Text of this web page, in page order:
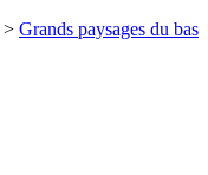
> Grands paysages du bas